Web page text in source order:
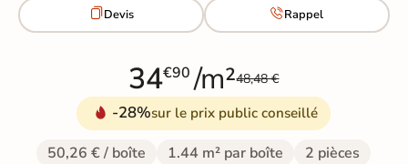
Devis Rappel
34€90 /m²48,48 €
-28%sur le prix public conseillé
50,26 € / boîte 1.44 m² par boîte 2 pièces